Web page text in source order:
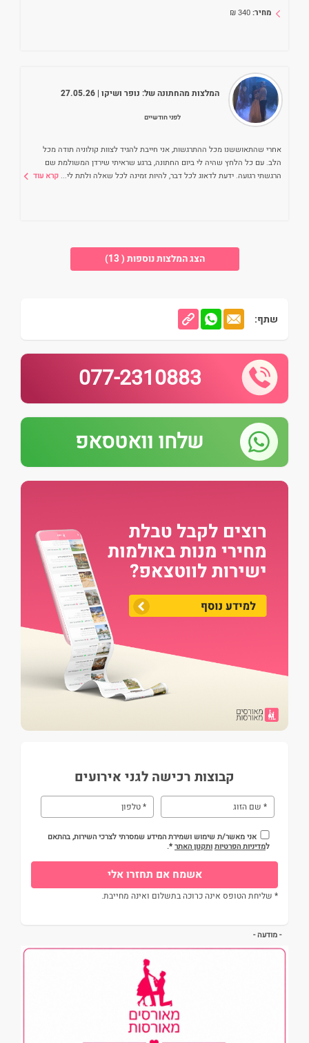
מחיר:340
₪
לפני חודשיים
המלצות מהחתונה של: נופר ושיקו
אחרי שהתאוששנו מכל ההתרגשות, אני חייבת להגיד לצוות קולוניה תודה מכל
הלב. עם כל הלחץ שהיה לי ביום החתונה, ברגע שראיתי שירדן המשולמת שם
הרגשתי רגועה. ידעת לדאוג לכל דבר, להיות זמינה לכל שאלה ולתת לי... קרא עוד
הצג המלצות נוספות ( 13)
שתף:
077-2310883
שלחו וואטסאפ
קבוצות רכישה לגני אירועים
אני מאשר/ת שימוש ושמירת המידע שמסרתי לצרכי השירות, בהתאם
למדיניות הפרטיותותקנון האתר*.
* שליחת הטופס אינה כרוכה בתשלום ואינה מחייבת.
- מודעה -